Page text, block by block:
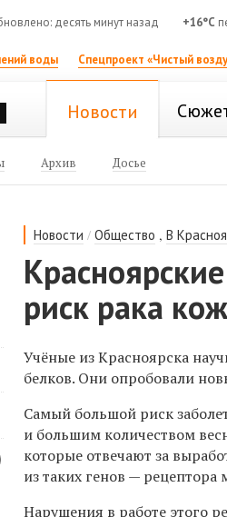
десять минут назад +16°C
воды Спецпроект «Чистый
Новости
Архив Досье
Новости /Общество ,В
риск рака
Учёные из Красноярска
белков. Они опробовали
Самый большой риск
и большим количеством
которые отвечают за
из таких генов — рецептора
Нарушения в работе этого